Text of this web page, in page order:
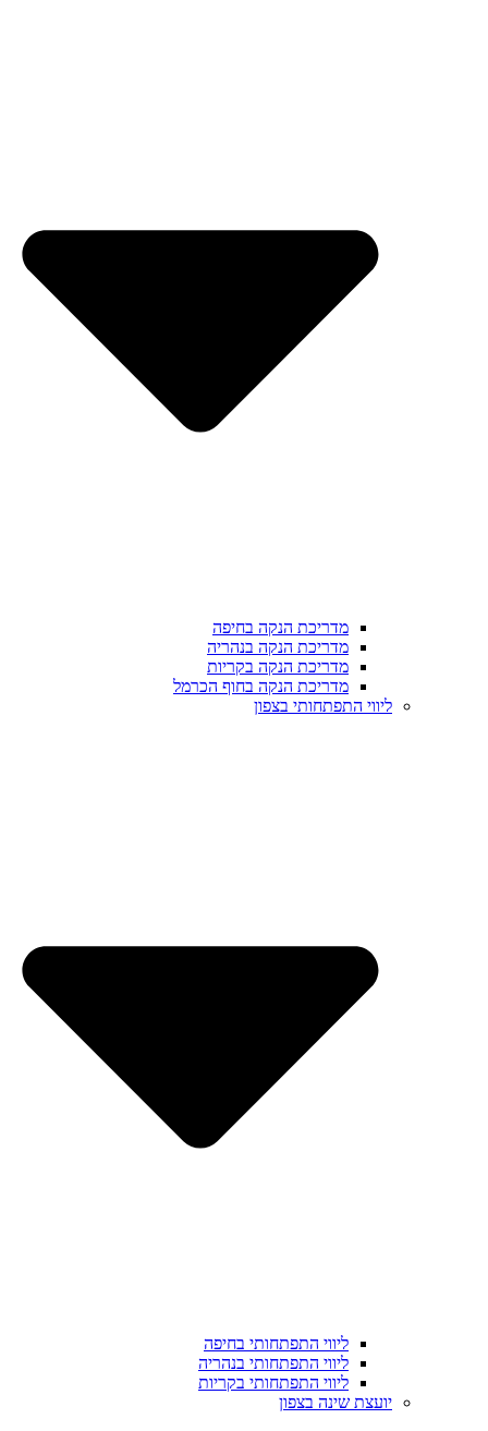
מדריכת הנקה בחיפה
מדריכת הנקה בנהריה
מדריכת הנקה בקריות
מדריכת הנקה בחוף הכרמל
ליווי התפתחותי בצפון
ליווי התפתחותי בחיפה
ליווי התפתחותי בנהריה
ליווי התפתחותי בקריות
יועצת שינה בצפון